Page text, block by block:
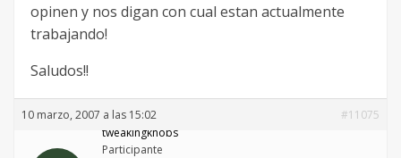
opinen y nos digan con cual estan actualmente
trabajando!
Saludos!!
10 marzo, 2007 a las 15:02
#11075
tweakingknobs
Participante